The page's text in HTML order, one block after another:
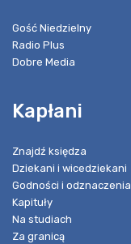
Gość Niedzielny
Radio Plus
Dobre Media
Kapłani
Znajdź księdza
Dziekani i wicedziekani
Godności i odznaczenia
Kapituły
Na studiach
Za granicą